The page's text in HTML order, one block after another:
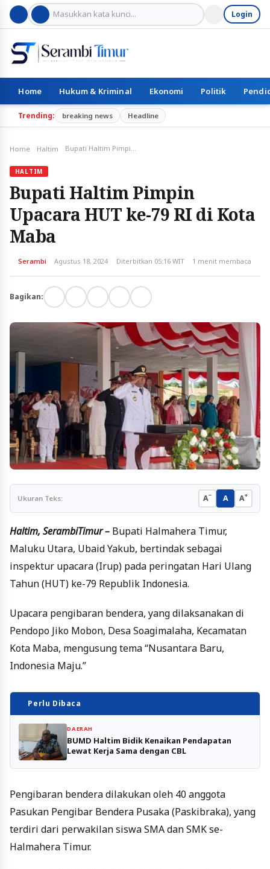
Login
Home Hukum & Kriminal Ekonomi Politik
Trending: breaking news Headline
Home Haltim Bupati Haltim Pimpin Upacara HUT ke-79 RI di Kota Maba
HALTIM
Bupati Haltim Pimpin
Upacara HUT ke-79 RI di Kota
Maba
Serambi Agustus 18, 2024 Diterbitkan 05:16 WIT 1 menit membaca
Bagikan:
Ukuran Teks: A− A A+
Haltim, SerambiTimur – Bupati Halmahera Timur,
Maluku Utara, Ubaid Yakub, bertindak sebagai
inspektur upacara (Irup) pada peringatan Hari Ulang
Tahun (HUT) ke-79 Republik Indonesia.
Upacara pengibaran bendera, yang dilaksanakan di
Pendopo Jiko Mobon, Desa Soagimalaha, Kecamatan
Kota Maba, mengusung tema “Nusantara Baru,
Indonesia Maju.”
Perlu Dibaca
DAERAH
BUMD Haltim Bidik Kenaikan Pendapatan
Lewat Kerja Sama dengan CBL
Pengibaran bendera dilakukan oleh 40 anggota
Pasukan Pengibar Bendera Pusaka (Paskibraka), yang
terdiri dari perwakilan siswa SMA dan SMK se-
Halmahera Timur.